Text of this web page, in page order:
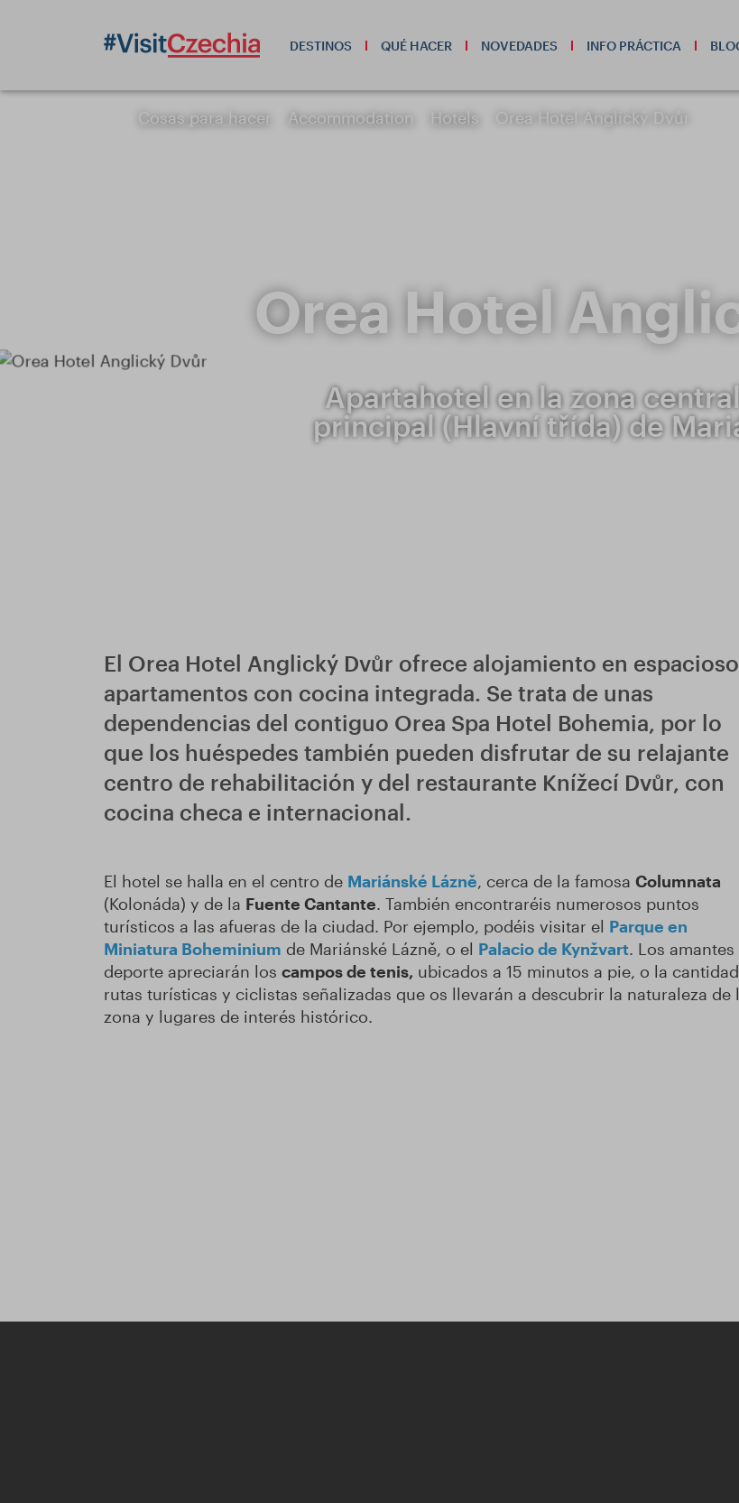
DESTINOS QUÉ HACER NOVEDADES INFO PRÁCTICA
Cosas para hacer Accommodation Hotels Orea Hotel Anglický Dvůr
Orea Hotel
Apartahotel en la zona
principal (Hlavní třída) de
El Orea Hotel Anglický Dvůr ofrece alojamiento en
apartamentos con cocina integrada. Se trata de unas
dependencias del contiguo Orea Spa Hotel Bohemia, por lo
que los huéspedes también pueden disfrutar de su relajante
centro de rehabilitación y del restaurante Knížecí Dvůr, con
cocina checa e internacional.
El hotel se halla en el centro de Mariánské Lázně, cerca de la famosa Columnata
(Kolonáda) y de la Fuente Cantante. También encontraréis numerosos puntos
turísticos a las afueras de la ciudad. Por ejemplo, podéis visitar el Parque en
Miniatura Boheminium de Mariánské Lázně, o el Palacio de Kynžvart. Los amantes
deporte apreciarán los campos de tenis, ubicados a 15 minutos a pie, o la
rutas turísticas y ciclistas señalizadas que os llevarán a descubrir la naturaleza de
zona y lugares de interés histórico.